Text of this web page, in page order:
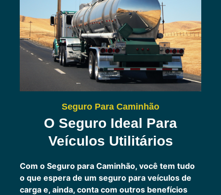
Seguro Para Caminhão
O Seguro Ideal Para
Veículos Utilitários
Com o Seguro para Caminhão, você tem tudo
o que espera de um seguro para veículos de
carga e, ainda, conta com outros benefícios